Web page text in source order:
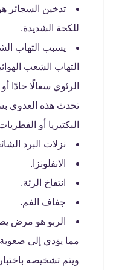
تدخين السجائر
للكحة الشديدة.
يسبب التهاب
التهاب الشعب
الرئوي سعالًا حادًا
تحدث هذه العدوى
البكتيريا أو
نزلات البرد
الانفلونزا.
انتفاخ الرئة.
جفاف الفم.
الربو هو مرض
مما يؤدي إلى
ويتم تشخيصه